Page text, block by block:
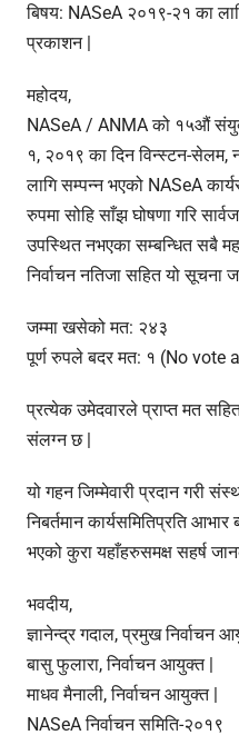
बिषय: NASeA २०१९-२१ का
प्रकाशन |
महोदय,
NASeA / ANMA को १५औं
१, २०१९ का दिन विन्स्टन-सेलम,
लागि सम्पन्न भएको NASeA
रुपमा सोहि साँझ घोषणा गरि
उपस्थित नभएका सम्बन्धित सबै
निर्वाचन नतिजा सहित यो सूचना
जम्मा खसेको मत: २४३
पूर्ण रुपले बदर मत: १ (No vote
प्रत्येक उमेदवारले प्राप्त मत
संलग्न छ |
यो गहन जिम्मेवारी प्रदान गरी
निबर्तमान कार्यसमितिप्रति आभार
भएको कुरा यहाँहरुसमक्ष सहर्ष
भवदीय,
ज्ञानेन्द्र गदाल, प्रमुख निर्वाचन
बासु फुलारा, निर्वाचन आयुक्त |
माधव मैनाली, निर्वाचन आयुक्त |
NASeA निर्वाचन समिति-२०१९